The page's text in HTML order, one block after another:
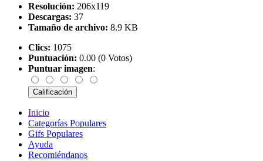
Resolución: 206x119
Descargas: 37
Tamaño de archivo: 8.9 KB
Clics: 1075
Puntuación: 0.00 (0 Votos)
Puntuar imagen:
Inicio
Categorías Populares
Gifs Populares
Ayuda
Recomiéndanos